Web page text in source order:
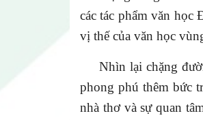
các tác phẩm văn học
vị thế của văn học
Nhìn lại chặng
phong phú thêm bức
nhà thơ và sự quan